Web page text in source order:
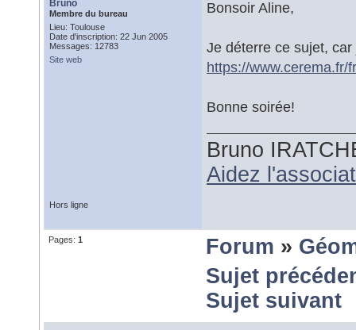
Bruno
Membre du bureau
Lieu: Toulouse
Date d'inscription: 22 Jun 2005
Messages: 12783
Site web
Bonsoir Aline,
Je déterre ce sujet,
https://
Bonne soirée!
Bruno
Aidez
Hors ligne
Pages: 1 Forum »
Sujet
Sujet suivant